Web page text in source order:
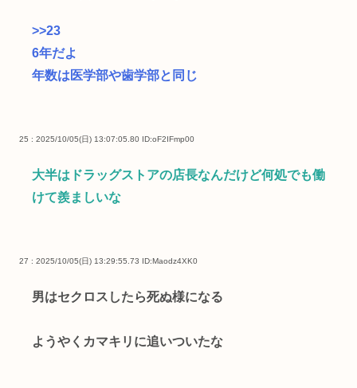
>>23
6年だよ
年数は医学部や歯学部と同じ
25 : 2025/10/05(日) 13:07:05.80 ID:oF2IFmp00
大半はドラッグストアの店長なんだけど何処でも働
けて羨ましいな
27 : 2025/10/05(日) 13:29:55.73 ID:Maodz4XK0
男はセクロスしたら死ぬ様になる
ようやくカマキリに追いついたな